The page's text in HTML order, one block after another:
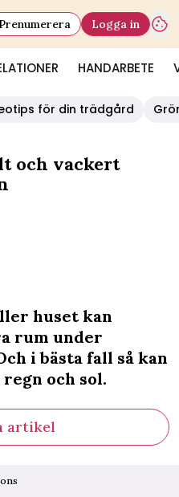
HANDARBETE
Prenumerera Logga in
för din trädgård
och vackert
huset kan
rum under
i bästa fall så kan
och sol.
artikel